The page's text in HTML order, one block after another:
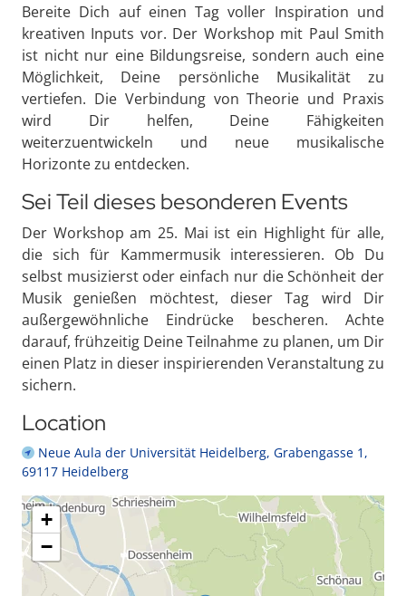
Bereite Dich auf einen Tag voller Inspiration und
kreativen Inputs vor. Der Workshop mit Paul Smith
ist nicht nur eine Bildungsreise, sondern auch eine
Möglichkeit, Deine persönliche Musikalität zu
vertiefen. Die Verbindung von Theorie und Praxis
wird Dir helfen, Deine Fähigkeiten
weiterzuentwickeln und neue musikalische
Horizonte zu entdecken.
Sei Teil dieses besonderen Events
Der Workshop am 25. Mai ist ein Highlight für alle,
die sich für Kammermusik interessieren. Ob Du
selbst musizierst oder einfach nur die Schönheit der
Musik genießen möchtest, dieser Tag wird Dir
außergewöhnliche Eindrücke bescheren. Achte
darauf, frühzeitig Deine Teilnahme zu planen, um Dir
einen Platz in dieser inspirierenden Veranstaltung zu
sichern.
Location
Neue Aula der Universität Heidelberg, Grabengasse 1,
69117 Heidelberg
+
−